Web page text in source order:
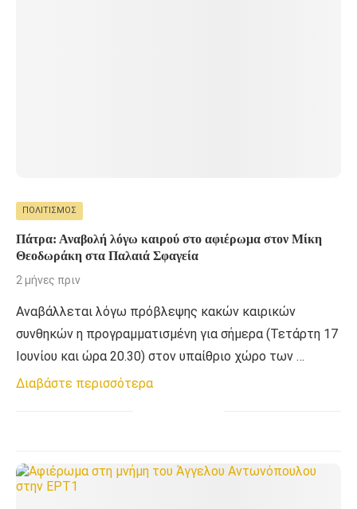
ΠΟΛΙΤΙΣΜΌΣ
Πάτρα: Αναβολή λόγω καιρού στο αφιέρωμα στον Μίκη
Θεοδωράκη στα Παλαιά Σφαγεία
2 μήνες πριν
Αναβάλλεται λόγω πρόβλεψης κακών καιρικών
συνθηκών η προγραμματισμένη για σήμερα (Τετάρτη 17
Ιουνίου και ώρα 20.30) στον υπαίθριο χώρο των …
Διαβάστε περισσότερα